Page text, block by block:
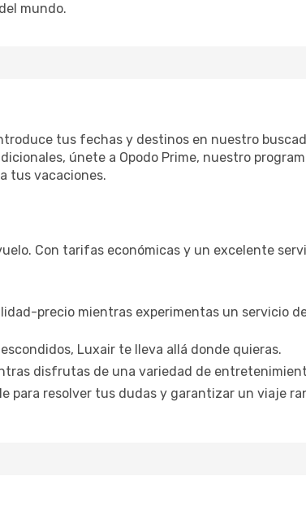
mundo.
tus fechas y destinos en nuestro
únete a Opodo Prime, nuestro
tus vacaciones.
Con tarifas económicas y un excelente
precio mientras experimentas un servicio
Luxair te lleva allá donde quieras.
disfrutas de una variedad de
para resolver tus dudas y garantizar un viaje